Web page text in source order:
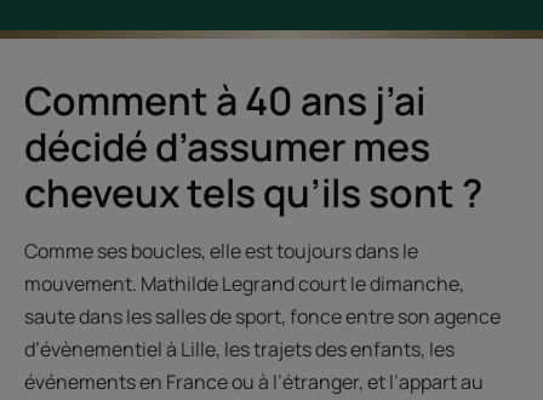
Comment à 40 ans j’ai
décidé d’assumer mes
cheveux tels qu’ils sont ?
Comme ses boucles, elle est toujours dans le
mouvement. Mathilde Legrand court le dimanche,
saute dans les salles de sport, fonce entre son agence
d’évènementiel à Lille, les trajets des enfants, les
événements en France ou à l’étranger, et l’appart au